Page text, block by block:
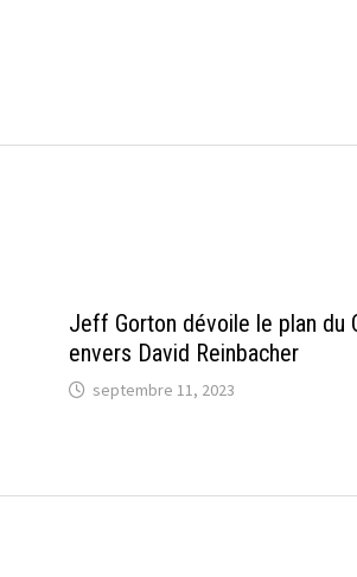
Jeff Gorton dévoile le plan du
envers David Reinbacher
septembre 11, 2023